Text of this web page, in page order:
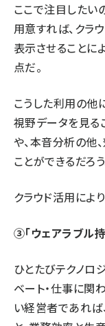
ここで注目したい
用意すれば、クラ
表示させることに
点だ。
こうした利用の他
視野データを見る
や、本音分析の他
ことができるだろう
クラウド活用によ
③「ウェアラブル
ひとたびテクノロ
ベート・仕事に関
い経営者であれ